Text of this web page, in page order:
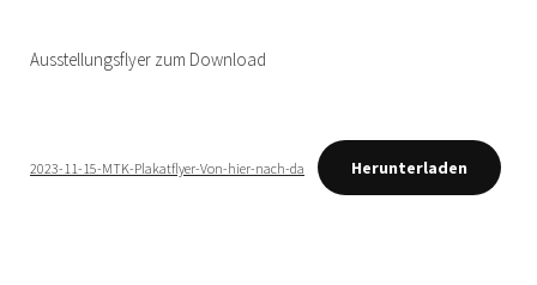
Ausstellungsflyer zum Download
2023-11-15-MTK-Plakatflyer-Von-hier-nach-da Herunterladen